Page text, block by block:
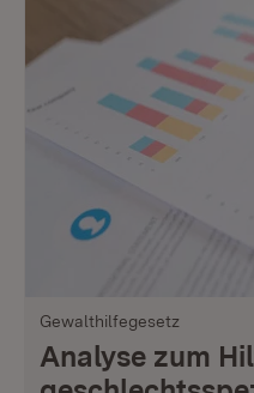
Gewalthilfegesetz
Analyse zum